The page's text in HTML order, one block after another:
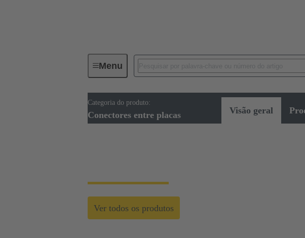
Menu
Categoria do produto:
Conectores entre placas Visão geral
Device connectivity
Ver todos os produtos